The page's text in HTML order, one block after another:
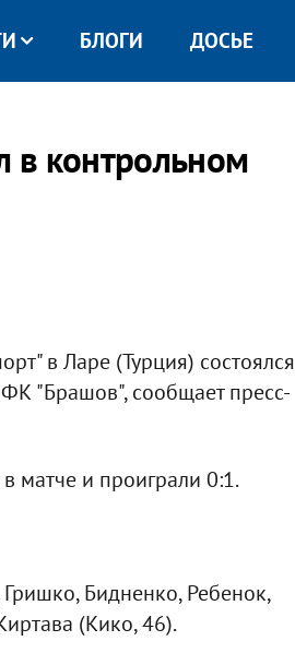
БЛОГИ ДОСЬЕ
в контрольном
в Ларе (Турция) состоялся
"Брашов", сообщает пресс-
матче и проиграли 0:1.
Бидненко, Ребенок,
(Кико, 46).